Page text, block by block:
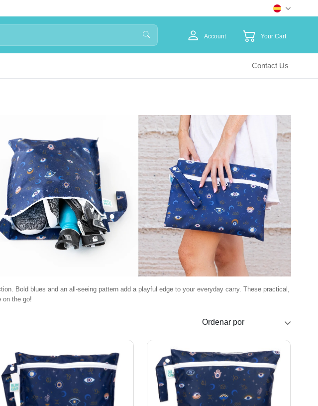
Account Your Cart
Contact Us
Bold blues and an all-seeing pattern add a playful edge to your everyday carry. These practical,
on the go!